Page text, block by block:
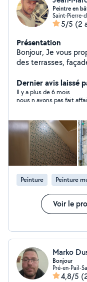
Peintre en
Saint-Pierre-
5/5 (2
Présentation
Bonjour, Je vous
des terrasses,
pvc.
Dernier avis laissé
Il y a plus de 6 mois
nous n avons pas fait
Peinture Peinture
Voir le
Marko
Bonjour
Pré-en-Pail-
4,8/5